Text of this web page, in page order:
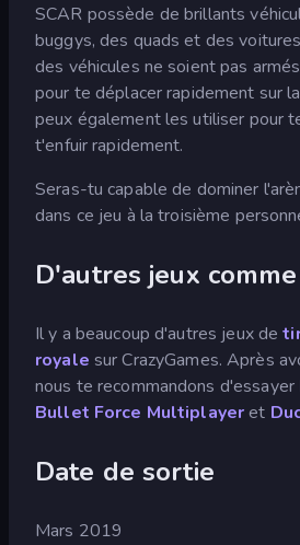
SCAR possède de brillants
buggys, des quads et des
des véhicules ne soient pas
pour te déplacer rapidement sur
peux également les utiliser pour
t'enfuir rapidement.
Seras-tu capable de dominer
dans ce jeu à la troisième
D'autres jeux
Il y a beaucoup d'autres jeux de
royale sur CrazyGames. Après
nous te recommandons d'essayer
Bullet Force Multiplayeret
Date de sortie
Mars 2019